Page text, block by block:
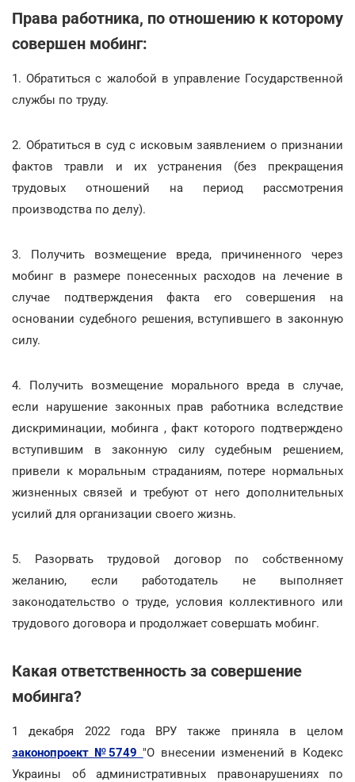
Права работника, по отношению к которому
совершен мобинг:
1. Обратиться с жалобой в управление Государственной
службы по труду.
2. Обратиться в суд с исковым заявлением о признании
фактов травли и их устранения (без прекращения
трудовых отношений на период рассмотрения
производства по делу).
3. Получить возмещение вреда, причиненного через
мобинг в размере понесенных расходов на лечение в
случае подтверждения факта его совершения на
основании судебного решения, вступившего в законную
силу.
4. Получить возмещение морального вреда в случае,
если нарушение законных прав работника вследствие
дискриминации, мобинга , факт которого подтверждено
вступившим в законную силу судебным решением,
привели к моральным страданиям, потере нормальных
жизненных связей и требуют от него дополнительных
усилий для организации своего жизнь.
5. Разорвать трудовой договор по собственному
желанию, если работодатель не выполняет
законодательство о труде, условия коллективного или
трудового договора и продолжает совершать мобинг.
Какая ответственность за совершение
мобинга?
1 декабря 2022 года ВРУ также приняла в целом
законопроект №5749 "О внесении изменений в Кодекс
Украины об административных правонарушениях по